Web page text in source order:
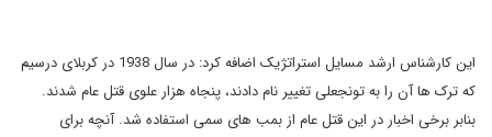
این کارشناس ارشد مسایل استراتژیک اضافه کرد: در سال 1938 در کربلای درسیم
که ترک ها آن را به تونجعلی تغییر نام دادند، پنجاه هزار علوی قتل عام شدند.
بنابر برخی اخبار در این قتل عام از بمب های سمی استفاده شد. آنچه برای